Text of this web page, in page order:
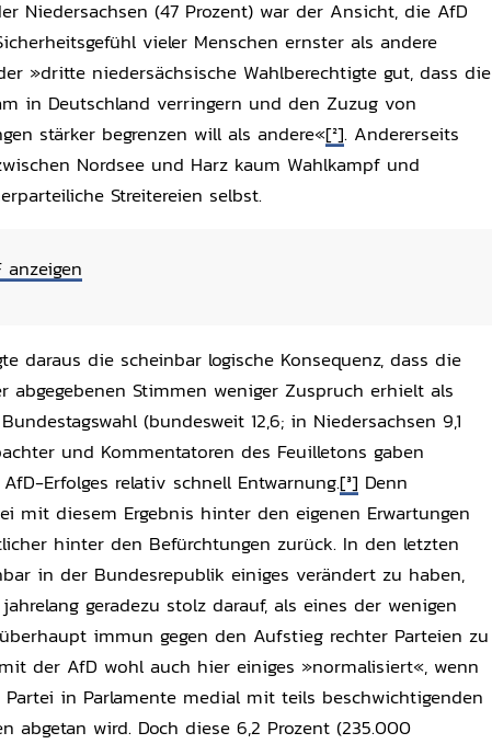
Niedersachsen (47 Prozent) war der Ansicht, die AfD
vieler Menschen ernster als andere
»dritte niedersächsische Wahlberechtigte gut, dass die
in Deutschland verringern und den Zuzug von
stärker begrenzen will als andere«[2]. Andererseits
Nordsee und Harz kaum Wahlkampf und
Streitereien selbst.
daraus die scheinbar logische Konsequenz, dass die
abgegebenen Stimmen weniger Zuspruch erhielt als
(bundesweit 12,6; in Niedersachsen 9,1
und Kommentatoren des Feuilletons gaben
Erfolges relativ schnell Entwarnung.[3] Denn
mit diesem Ergebnis hinter den eigenen Erwartungen
hinter den Befürchtungen zurück. In den letzten
in der Bundesrepublik einiges verändert zu haben,
geradezu stolz darauf, als eines der wenigen
immun gegen den Aufstieg rechter Parteien zu
der AfD wohl auch hier einiges »normalisiert«, wenn
in Parlamente medial mit teils beschwichtigenden
abgetan wird. Doch diese 6,2 Prozent (235.000